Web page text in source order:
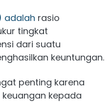
adalah rasio
tingkat
dari suatu
keuntungan.
penting karena
kepada